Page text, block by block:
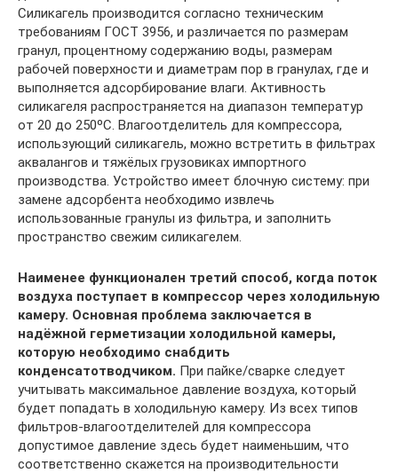
Силикагель производится согласно техническим
требованиям ГОСТ 3956, и различается по размерам
гранул, процентному содержанию воды, размерам
рабочей поверхности и диаметрам пор в гранулах, где и
выполняется адсорбирование влаги. Активность
силикагеля распространяется на диапазон температур
от 20 до 250ºС. Влагоотделитель для компрессора,
использующий силикагель, можно встретить в фильтрах
аквалангов и тяжёлых грузовиках импортного
производства. Устройство имеет блочную систему: при
замене адсорбента необходимо извлечь
использованные гранулы из фильтра, и заполнить
пространство свежим силикагелем.
Наименее функционален третий способ, когда поток
воздуха поступает в компрессор через холодильную
камеру. Основная проблема заключается в
надёжной герметизации холодильной камеры,
которую необходимо снабдить
конденсатотводчиком. При пайке/сварке следует
учитывать максимальное давление воздуха, который
будет попадать в холодильную камеру. Из всех типов
фильтров-влагоотделителей для компрессора
допустимое давление здесь будет наименьшим, что
соответственно скажется на производительности